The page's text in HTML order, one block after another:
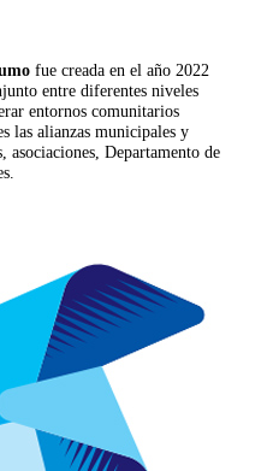
fue creada en el año 2022
entre diferentes niveles
entornos comunitarios
las alianzas municipales y
asociaciones, Departamento de